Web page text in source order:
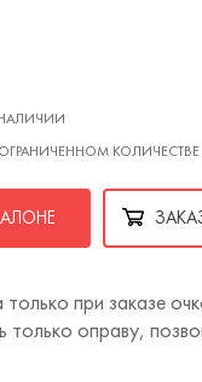
КОЛИЧЕСТВЕ
при заказе
только оправу,